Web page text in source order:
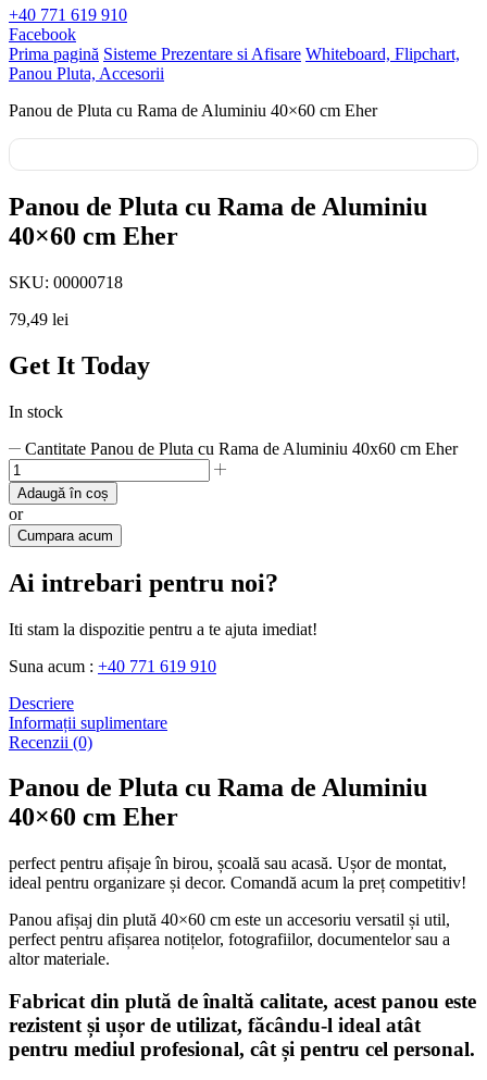
+40 771 619 910
Facebook
Prima pagină Sisteme Prezentare si Afisare Whiteboard, Flipchart,
Panou Pluta, Accesorii
Panou de Pluta cu Rama de Aluminiu 40×60 cm Eher
Panou de Pluta cu Rama de Aluminiu
40×60 cm Eher
SKU: 00000718
79,49 lei
Get It Today
In stock
Cantitate Panou de Pluta cu Rama de Aluminiu 40x60 cm Eher
Adaugă în coș
or
Cumpara acum
Ai intrebari pentru noi?
Iti stam la dispozitie pentru a te ajuta imediat!
Suna acum : +40 771 619 910
Descriere
Informații suplimentare
Recenzii (0)
Panou de Pluta cu Rama de Aluminiu
40×60 cm Eher
perfect pentru afișaje în birou, școală sau acasă. Ușor de montat,
ideal pentru organizare și decor. Comandă acum la preț competitiv!
Panou afișaj din plută 40×60 cm este un accesoriu versatil și util,
perfect pentru afișarea notițelor, fotografiilor, documentelor sau a
altor materiale.
Fabricat din plută de înaltă calitate, acest panou este
rezistent și ușor de utilizat, făcându-l ideal atât
pentru mediul profesional, cât și pentru cel personal.